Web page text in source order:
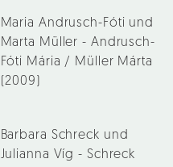
Maria Andrusch-Fóti und
Marta Müller - Andrusch-
Fóti Mária / Müller Márta
(2009)
Barbara Schreck und
Julianna Víg - Schreck